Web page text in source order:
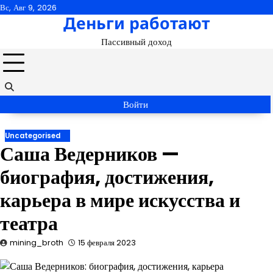
Перейти
Вс, Авг 9, 2026
Деньги работают
Пассивный доход
Войти
Uncategorised
Саша Ведерников —
биография, достижения,
карьера в мире искусства и
театра
mining_broth 15 февраля 2023